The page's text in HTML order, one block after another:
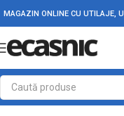
MAGAZIN ONLINE CU UTILAJE,
Prima pagină Casă